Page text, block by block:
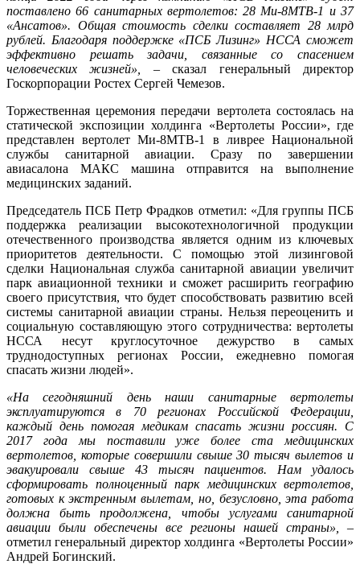
поставлено 66 санитарных вертолетов: 28 Ми-8МТВ-1 и 37
«Ансатов». Общая стоимость сделки составляет 28 млрд
рублей. Благодаря поддержке «ПСБ Лизинг» НССА сможет
эффективно решать задачи, связанные со спасением
человеческих жизней»,
– сказал генеральный директор
Госкорпорации Ростех Сергей Чемезов.
Торжественная церемония передачи вертолета состоялась на
статической экспозиции холдинга «Вертолеты России», где
представлен вертолет Ми-8МТВ-1 в ливрее Национальной
службы санитарной авиации. Сразу по завершении
авиасалона МАКС машина отправится на выполнение
медицинских заданий.
Председатель ПСБ Петр Фрадков отметил: «Для группы ПСБ
поддержка реализации высокотехнологичной продукции
отечественного производства является одним из ключевых
приоритетов деятельности. С помощью этой лизинговой
сделки Национальная служба санитарной авиации увеличит
парк авиационной техники и сможет расширить географию
своего присутствия, что будет способствовать развитию всей
системы санитарной авиации страны. Нельзя переоценить и
социальную составляющую этого сотрудничества: вертолеты
НССА несут круглосуточное дежурство в самых
труднодоступных регионах России, ежедневно помогая
спасать жизни людей».
«На сегодняшний день наши санитарные вертолеты
эксплуатируются в 70 регионах Российской Федерации,
каждый день помогая медикам спасать жизни россиян. С
2017 года мы поставили уже более ста медицинских
вертолетов, которые совершили свыше 30 тысяч вылетов и
эвакуировали свыше 43 тысяч пациентов. Нам удалось
сформировать полноценный парк медицинских вертолетов,
готовых к экстренным вылетам, но, безусловно, эта работа
должна быть продолжена, чтобы услугами санитарной
авиации были обеспечены все регионы нашей страны»,
–
отметил генеральный директор холдинга «Вертолеты России»
Андрей Богинский.